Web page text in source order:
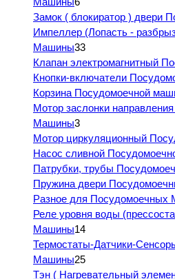
Замок ( блокиратор ) двери
Импеллер (Лопасть -
Машины33
Клапан электромагнитный
Кнопки-включатели
Корзина Посудомоечной
Мотор заслонки
Машины3
Мотор циркуляционный
Насос сливной
Патрубки, трубы
Пружина двери
Разное для Посудомоечных
Реле уровня воды
Машины14
Термостаты-Датчики-
Машины25
Тэн ( Нагревательный